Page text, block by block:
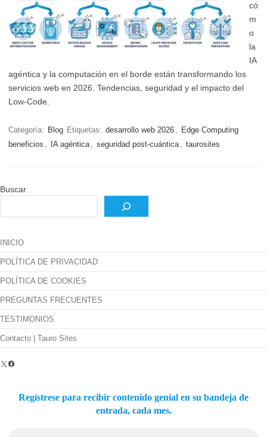
có
m
o
la
IA
agéntica y la computación en el borde están transformando los
servicios web en 2026. Tendencias, seguridad y el impacto del
Low-Code.
Categoría: Blog Etiquetas: desarrollo web 2026 , Edge Computing
beneficios , IA agéntica , seguridad post-cuántica , taurosites
Buscar
INICIO
POLÍTICA DE PRIVACIDAD
POLÍTICA DE COOKIES
PREGUNTAS FRECUENTES
TESTIMONIOS
Contacto | Tauro Sites
X Facebook
Regístrese para recibir contenido genial en su bandeja de
entrada, cada mes.